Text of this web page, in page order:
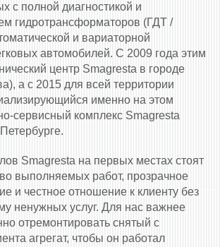
с полной диагностикой и
гидротрансформаторов (ГДТ /
и вариаторной
автомобилей. С 2009 года этим
центр Smagresta в городе
а с 2015 для всей территории
именно на этом
сервисный комплекс Smagresta
Smagresta на первых местах стоят
выполняемых работ, прозрачное
и честное отношение к клиенту без
ненужных услуг. Для нас важнее
отремонтировать снятый с
агрегат, чтобы он работал